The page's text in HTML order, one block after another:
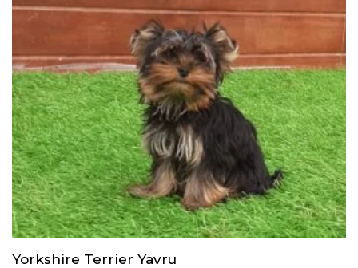
Yorkshire Terrier Yavru